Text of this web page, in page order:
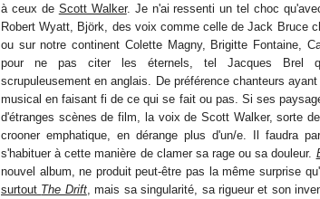
à ceux de Scott Walker. Je n'ai ressenti un tel choc
Robert Wyatt, Björk, des voix comme celle de Jack Bruce
ou sur notre continent Colette Magny, Brigitte Fontaine,
pour ne pas citer les éternels, tel Jacques Brel
scrupuleusement en anglais. De préférence chanteurs
musical en faisant fi de ce qui se fait ou pas. Si ses
d'étranges scènes de film, la voix de Scott Walker, sorte
crooner emphatique, en dérange plus d'un/e. Il faudra
s'habituer à cette manière de clamer sa rage ou sa douleur.
nouvel album, ne produit peut-être pas la même surprise
surtout The Drift, mais sa singularité, sa rigueur et son